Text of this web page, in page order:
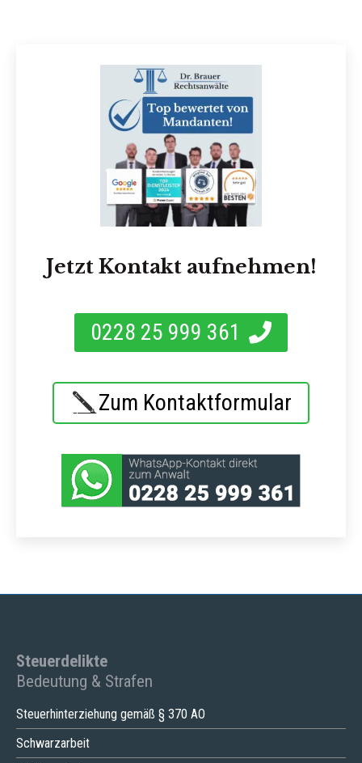
Jetzt Kontakt aufnehmen!
0228 25 999 361
Zum Kontaktformular
Steuerdelikte
Bedeutung & Strafen
Steuerhinterziehung gemäß § 370 AO
Schwarzarbeit